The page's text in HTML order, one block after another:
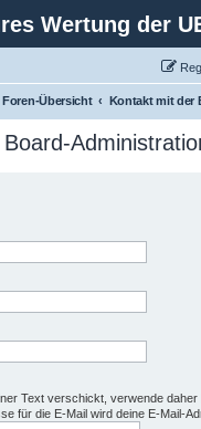
Wertung der
Foren-Übersicht
Text verschickt, verwende
für die E-Mail wird deine E-Mail-